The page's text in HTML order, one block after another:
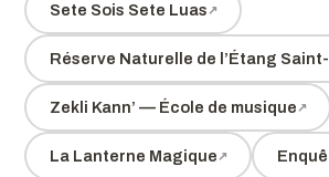
Sete Sois Sete Luas
Réserve Naturelle de l’Étang
Zekli Kann’ — École de musique
La Lanterne Magique